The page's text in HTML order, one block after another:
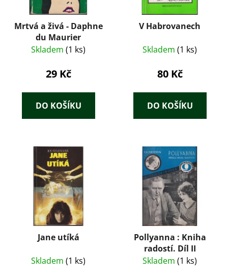
Mrtvá a živá - Daphne
du Maurier
Skladem (1 ks)
29 Kč
DO KOŠÍKU
V Habrovanech
Skladem (1 ks)
80 Kč
DO KOŠÍKU
Jane utíká
Skladem (1 ks)
Pollyanna : Kniha
radostí. Díl II
Skladem (1 ks)